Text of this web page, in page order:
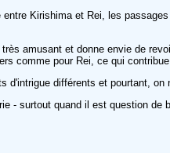
Kirishima et Rei, les
amusant et donne envie de
comme pour Rei, ce qui contribue
d'intrigue différents et pourtant,
- surtout quand il est question